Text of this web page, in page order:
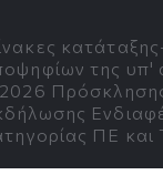
της υπ'
ΠΕ και